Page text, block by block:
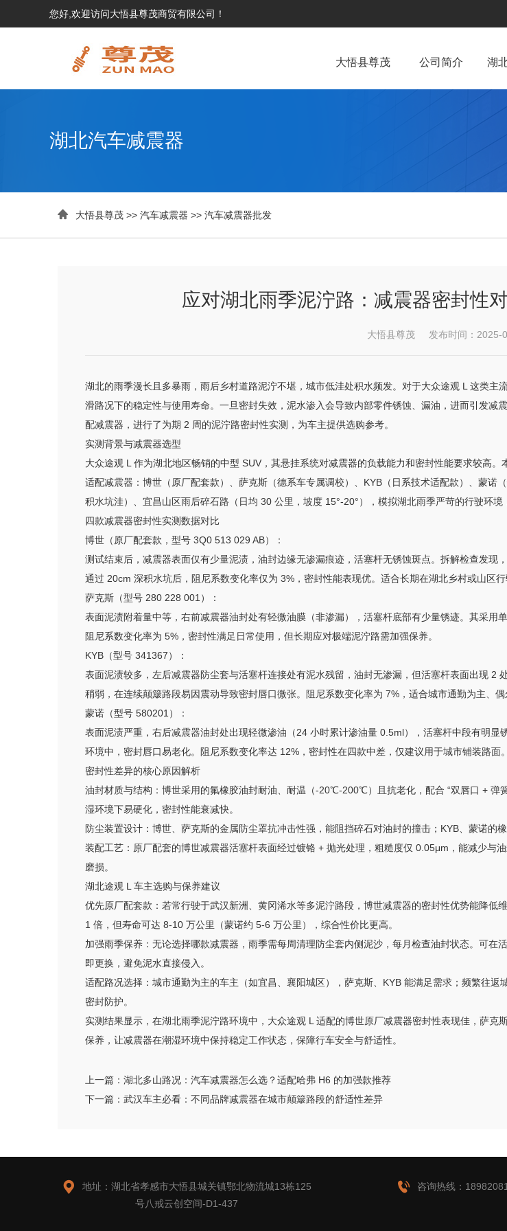
您好,欢迎访问大悟县尊茂商贸有限公司！
大悟县尊茂 公司简介 湖
湖北汽车减震器
 大悟县尊茂 >> 汽车减震器 >> 汽车减震器批发
应对湖北雨季泥泞路：减震器密封性
大悟县尊茂 发布时间：2025-
湖北的雨季漫长且多暴雨，雨后乡村道路泥泞不堪，城市低洼处积水频发。对于大众途观 L 这类
滑路况下的稳定性与使用寿命。一旦密封失效，泥水渗入会导致内部零件锈蚀、漏油，进而引发
配减震器，进行了为期 2 周的泥泞路密封性实测，为车主提供选购参考。
实测背景与减震器选型
大众途观 L 作为湖北地区畅销的中型 SUV，其悬挂系统对减震器的负载能力和密封性能要求较高
适配减震器：博世（原厂配套款）、萨克斯（德系车专属调校）、KYB（日系技术适配款）、蒙
积水坑洼）、宜昌山区雨后碎石路（日均 30 公里，坡度 15°-20°），模拟湖北雨季严苛的行驶环
四款减震器密封性实测数据对比
博世（原厂配套款，型号 3Q0 513 029 AB）：
测试结束后，减震器表面仅有少量泥渍，油封边缘无渗漏痕迹，活塞杆无锈蚀斑点。拆解检查发
通过 20cm 深积水坑后，阻尼系数变化率仅为 3%，密封性能表现优。适合长期在湖北乡村或山区
萨克斯（型号 280 228 001）：
表面泥渍附着量中等，右前减震器油封处有轻微油膜（非渗漏），活塞杆底部有少量锈迹。其采用
阻尼系数变化率为 5%，密封性满足日常使用，但长期应对极端泥泞路需加强保养。
KYB（型号 341367）：
表面泥渍较多，左后减震器防尘套与活塞杆连接处有泥水残留，油封无渗漏，但活塞杆表面出现 2
稍弱，在连续颠簸路段易因震动导致密封唇口微张。阻尼系数变化率为 7%，适合城市通勤为主、偶
蒙诺（型号 580201）：
表面泥渍严重，右后减震器油封处出现轻微渗油（24 小时累计渗油量 0.5ml），活塞杆中段有明
环境中，密封唇口易老化。阻尼系数变化率达 12%，密封性在四款中差，仅建议用于城市铺装路面。
密封性差异的核心原因解析
油封材质与结构：博世采用的氟橡胶油封耐油、耐温（-20℃-200℃）且抗老化，配合 “双唇口 + 弹
湿环境下易硬化，密封性能衰减快。
防尘装置设计：博世、萨克斯的金属防尘罩抗冲击性强，能阻挡碎石对油封的撞击；KYB、蒙诺的
装配工艺：原厂配套的博世减震器活塞杆表面经过镀铬 + 抛光处理，粗糙度仅 0.05μm，能减少与
磨损。
湖北途观 L 车主选购与保养建议
优先原厂配套款：若常行驶于武汉新洲、黄冈浠水等多泥泞路段，博世减震器的密封性优势能降
1 倍，但寿命可达 8-10 万公里（蒙诺约 5-6 万公里），综合性价比更高。
加强雨季保养：无论选择哪款减震器，雨季需每周清理防尘套内侧泥沙，每月检查油封状态。可
即更换，避免泥水直接侵入。
适配路况选择：城市通勤为主的车主（如宜昌、襄阳城区），萨克斯、KYB 能满足需求；频繁往
密封防护。
实测结果显示，在湖北雨季泥泞路环境中，大众途观 L 适配的博世原厂减震器密封性表现佳，萨
保养，让减震器在潮湿环境中保持稳定工作状态，保障行车安全与舒适性。
上一篇： 湖北多山路况：汽车减震器怎么选？适配哈弗 H6 的加强款推荐
下一篇： 武汉车主必看：不同品牌减震器在城市颠簸路段的舒适性差异

地址：湖北省孝感市大悟县城关镇鄂北物流城13栋125
号八戒云创空间-D1-437
 咨询热线：